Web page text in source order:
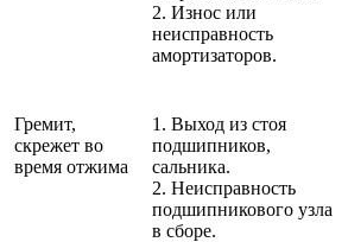
2. Износ или
неисправность
амортизаторов.
Гремит,
скрежет во
время отжима
1. Выход из стоя
подшипников,
сальника.
2. Неисправность
подшипникового узла
в сборе.